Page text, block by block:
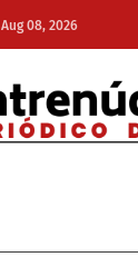
Aug 08, 2026